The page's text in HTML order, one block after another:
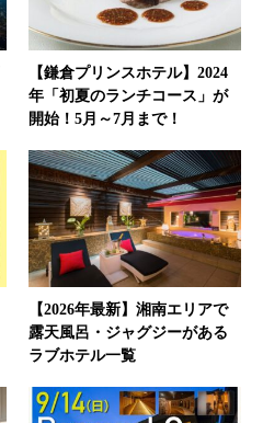
【鎌倉プリンスホテル】2024
年「初夏のランチコース」が
開始！5月～7月まで！
【2026年最新】湘南エリアで
露天風呂・ジャグジーがある
ラブホテル一覧